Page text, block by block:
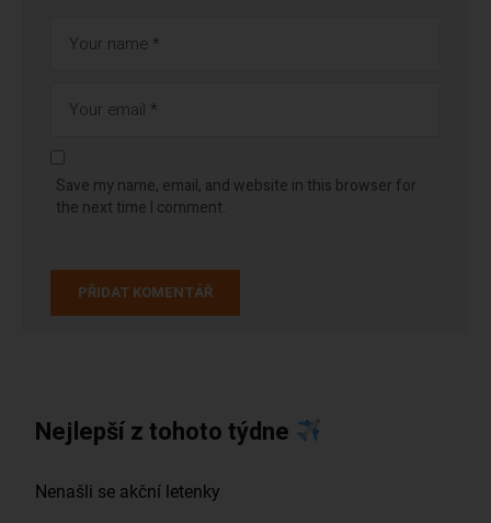
Save my name, email, and website in this browser for
the next time I comment.
Nejlepší z tohoto týdne